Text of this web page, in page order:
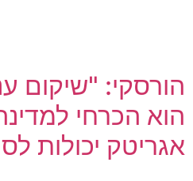
הורסקי: "שיקום
הוא הכרחי
אגריטק יכולות